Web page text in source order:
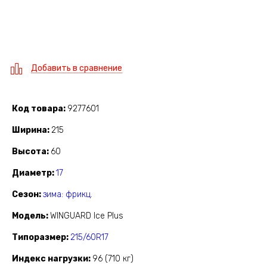
Добавить в сравнение
Код товара 9277601
Ширина 215
Высота 60
Диаметр 17
Сезон зима: фрикц.
Модель WINGUARD Ice Plus
Типоразмер 215/60R17
Индекс нагрузки 96 (710 кг)